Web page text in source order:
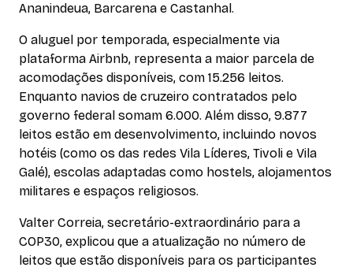
Ananindeua, Barcarena e Castanhal.
O aluguel por temporada, especialmente via
plataforma Airbnb, representa a maior parcela de
acomodações disponíveis, com 15.256 leitos.
Enquanto navios de cruzeiro contratados pelo
governo federal somam 6.000. Além disso, 9.877
leitos estão em desenvolvimento, incluindo novos
hotéis (como os das redes Vila Líderes, Tivoli e Vila
Galé), escolas adaptadas como hostels, alojamentos
militares e espaços religiosos.
Valter Correia, secretário-extraordinário para a
COP30, explicou que a atualização no número de
leitos que estão disponíveis para os participantes